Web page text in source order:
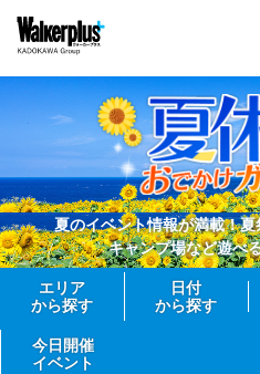
夏のイベント情報が満載！
キャンプ場など遊べ
エリア
から探す
日付
から探す
今日開催
イベント